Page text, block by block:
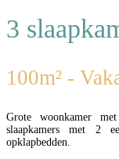
3
100m² -
Grote woonkamer
slaapkamers met 2
opklapbedden.